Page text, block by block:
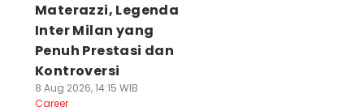
Materazzi, Legenda
Inter Milan yang
Penuh Prestasi dan
Kontroversi
8 Aug 2026, 14:15 WIB
Career